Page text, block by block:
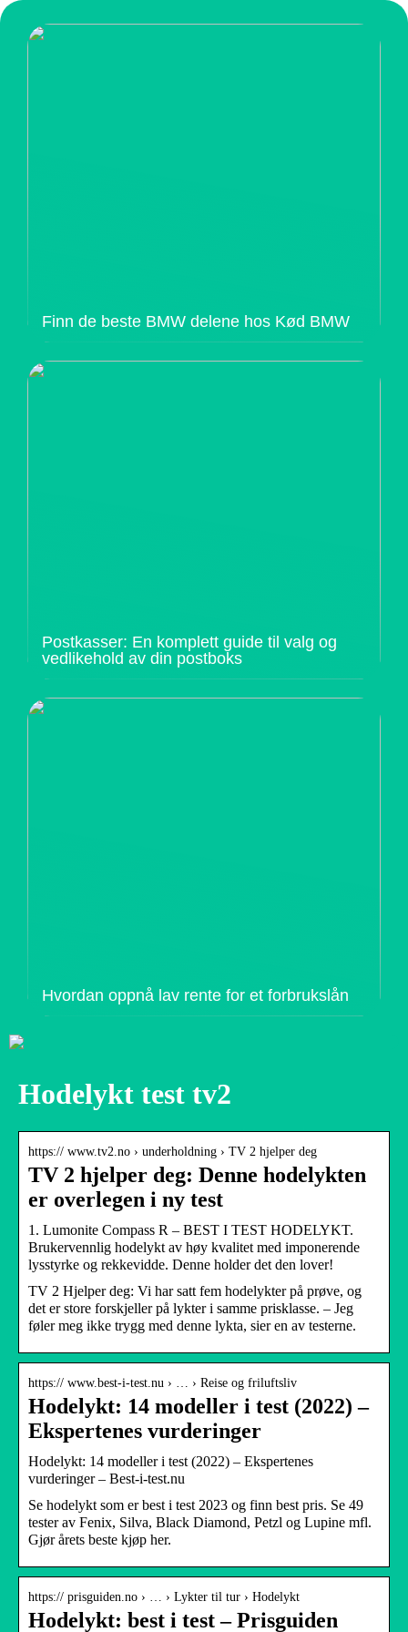
Finn de beste BMW delene hos Kød BMW
Postkasser: En komplett guide til valg og
vedlikehold av din postboks
Hvordan oppnå lav rente for et forbrukslån
Hodelykt test tv2
https:// www.tv2.no › underholdning › TV 2 hjelper deg
TV 2 hjelper deg: Denne hodelykten
er overlegen i ny test
1. Lumonite Compass R – BEST I TEST HODELYKT.
Brukervennlig hodelykt av høy kvalitet med imponerende
lysstyrke og rekkevidde. Denne holder det den lover!
TV 2 Hjelper deg: Vi har satt fem hodelykter på prøve, og
det er store forskjeller på lykter i samme prisklasse. – Jeg
føler meg ikke trygg med denne lykta, sier en av testerne.
https:// www.best-i-test.nu › … › Reise og friluftsliv
Hodelykt: 14 modeller i test (2022) –
Ekspertenes vurderinger
Hodelykt: 14 modeller i test (2022) – Ekspertenes
vurderinger – Best-i-test.nu
Se hodelykt som er best i test 2023 og finn best pris. Se 49
tester av Fenix, Silva, Black Diamond, Petzl og Lupine mfl.
Gjør årets beste kjøp her.
https:// prisguiden.no › … › Lykter til tur › Hodelykt
Hodelykt: best i test – Prisguiden